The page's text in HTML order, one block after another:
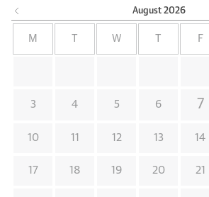
August 2026
M W F
3 4 5 6 7
10 11 12 13 14
17 18 19 20 21